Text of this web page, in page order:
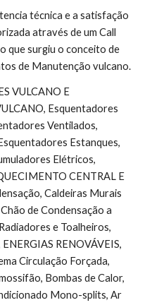
técnica e a satisfação
através de um Call
que surgiu o conceito de
de Manutenção vulcano.
Esquentadores
Ventilados,
Estanques,
Elétricos,
CENTRAL E
Caldeiras Murais
de Condensação a
e Toalheiros,
RENOVÁVEIS,
Circulação Forçada,
Bombas de Calor,
Mono-splits, Ar